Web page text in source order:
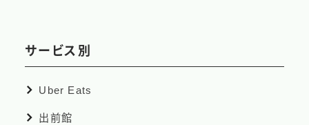
サービス別
Uber Eats
出前館